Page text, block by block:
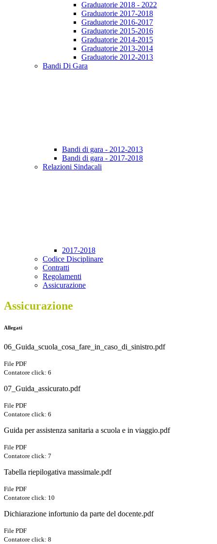
Graduatorie 2018 - 2022
Graduatorie 2017-2018
Graduatorie 2016-2017
Graduatorie 2015-2016
Graduatorie 2014-2015
Graduatorie 2013-2014
Graduatorie 2012-2013
Bandi Di Gara
Bandi di gara - 2012-2013
Bandi di gara - 2017-2018
Relazioni Sindacali
2017-2018
Codice Disciplinare
Contratti
Regolamenti
Assicurazione
Assicurazione
Allegati
06_Guida_scuola_cosa_fare_in_caso_di_sinistro.pdf
File PDF
Contatore click: 6
07_Guida_assicurato.pdf
File PDF
Contatore click: 6
Guida per assistenza sanitaria a scuola e in viaggio.pdf
File PDF
Contatore click: 7
Tabella riepilogativa massimale.pdf
File PDF
Contatore click: 10
Dichiarazione infortunio da parte del docente.pdf
File PDF
Contatore click: 8